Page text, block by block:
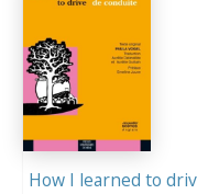
How I learned to